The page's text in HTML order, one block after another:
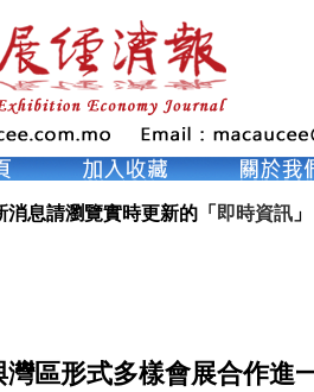
息請瀏覽實時更新的「 即時資訊 」
區形式多樣會展合作進